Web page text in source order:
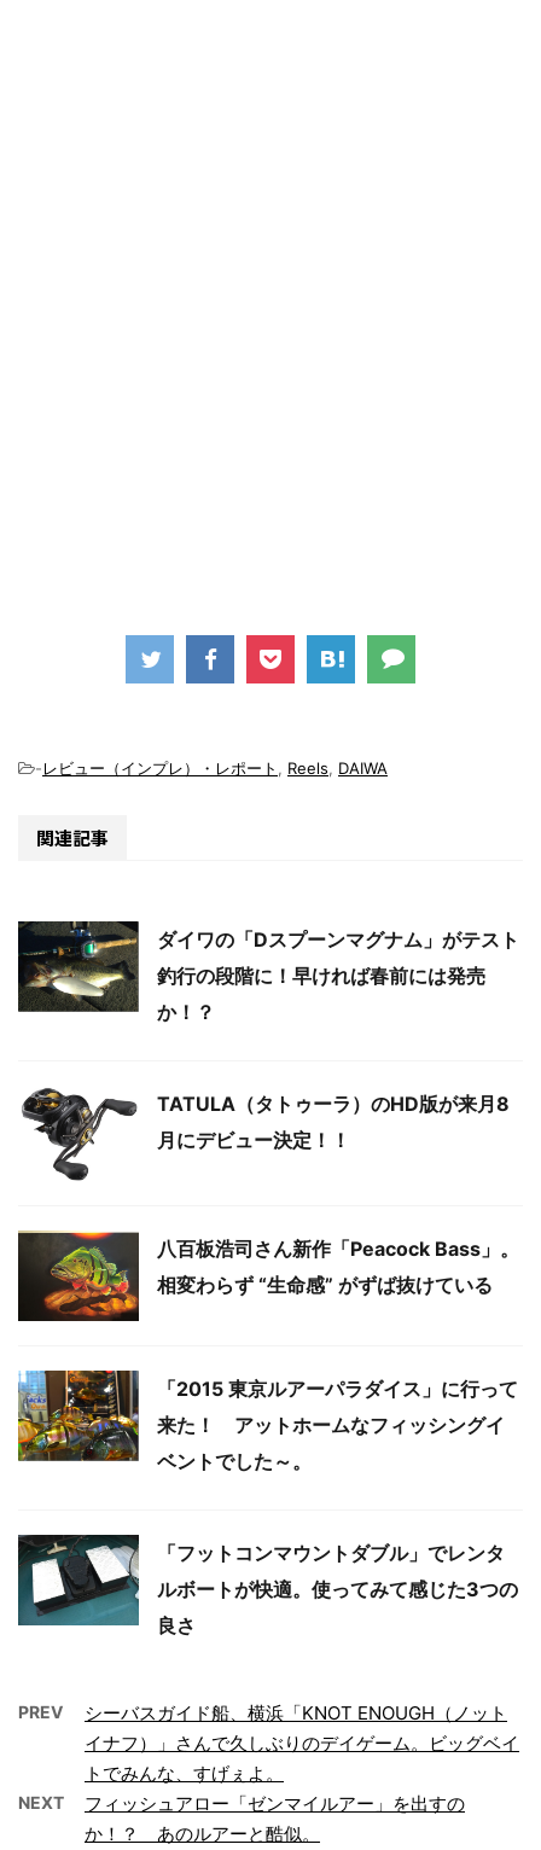
-レビュー（インプレ）・レポート , Reels, DAIWA
関連記事
ダイワの「Dスプーンマグナム」がテスト
釣行の段階に！早ければ春前には発売
か！？
TATULA（タトゥーラ）のHD版が来月8
月にデビュー決定！！
八百板浩司さん新作「Peacock Bass」。
相変わらず “生命感” がずば抜けている
「2015 東京ルアーパラダイス」に行って
来た！ アットホームなフィッシングイ
ベントでした～。
「フットコンマウントダブル」でレンタ
ルボートが快適。使ってみて感じた3つの
良さ
PREV
シーバスガイド船、横浜「KNOT ENOUGH（ノット
イナフ）」さんで久しぶりのデイゲーム。ビッグベイ
トでみんな、すげぇよ。
NEXT
フィッシュアロー「ゼンマイルアー」を出すの
か！？ あのルアーと酷似。